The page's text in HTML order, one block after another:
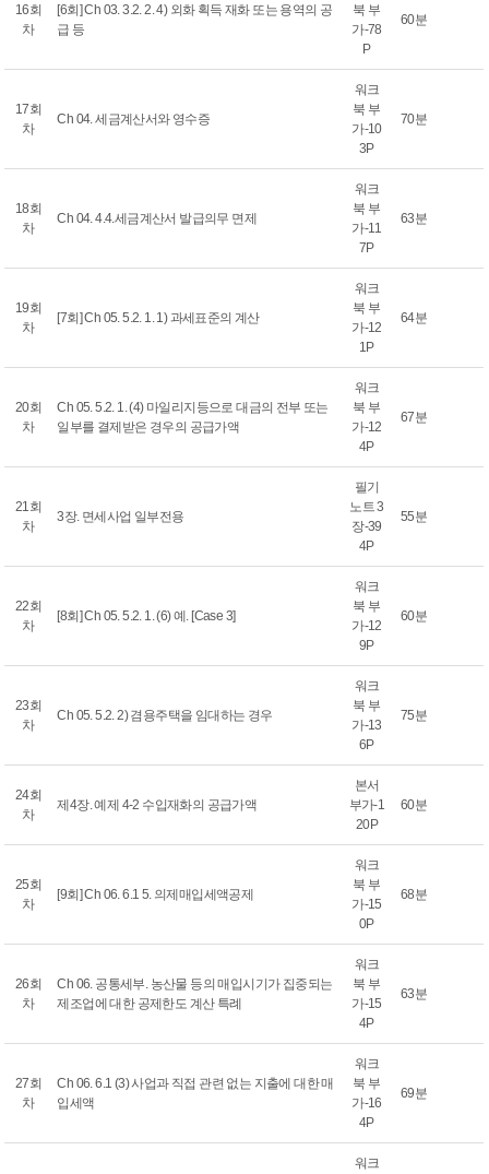
16회
차
[6회] Ch 03. 3.2. 2. 4) 외화 획득 재화 또는 용역의 공
급 등
북 부
가-78
P
60분
17회
차
Ch 04. 세금계산서와 영수증
워크
북 부
가-10
3P
70분
18회
차
Ch 04. 4.4.세금계산서 발급의무 면제
워크
북 부
가-11
7P
63분
19회
차
[7회] Ch 05. 5.2. 1. 1) 과세표준의 계산
워크
북 부
가-12
1P
64분
20회
차
Ch 05. 5.2. 1. (4) 마일리지등으로 대금의 전부 또는
일부를 결제받은 경우의 공급가액
워크
북 부
가-12
4P
67분
21회
차
3장. 면세사업 일부전용
필기
노트 3
장-39
4P
55분
22회
차
[8회] Ch 05. 5.2. 1. (6) 예. [Case 3]
워크
북 부
가-12
9P
60분
23회
차
Ch 05. 5.2. 2) 겸용주택을 임대하는 경우
워크
북 부
가-13
6P
75분
24회
차
제4장. 예제 4-2 수입재화의 공급가액
본서
부가-1
20P
60분
25회
차
[9회] Ch 06. 6.1 5. 의제매입세액공제
워크
북 부
가-15
0P
68분
26회
차
Ch 06. 공통세부. 농산물 등의 매입시기가 집중되는
제조업에 대한 공제한도 계산 특례
워크
북 부
가-15
4P
63분
27회
차
Ch 06. 6.1 (3) 사업과 직접 관련 없는 지출에 대한 매
입세액
워크
북 부
가-16
4P
69분
워크